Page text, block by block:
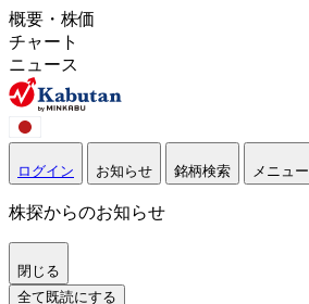
概要・株価
チャート
ニュース
ログイン お知らせ 銘柄検索 メニュー
株探からのお知らせ
閉じる
全て既読にする